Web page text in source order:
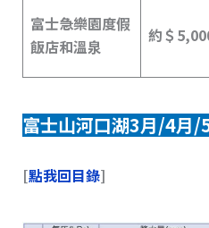
富士急樂園度假
飯店和溫泉
約＄
富士山河口湖3月/4月/
[點我回目錄]